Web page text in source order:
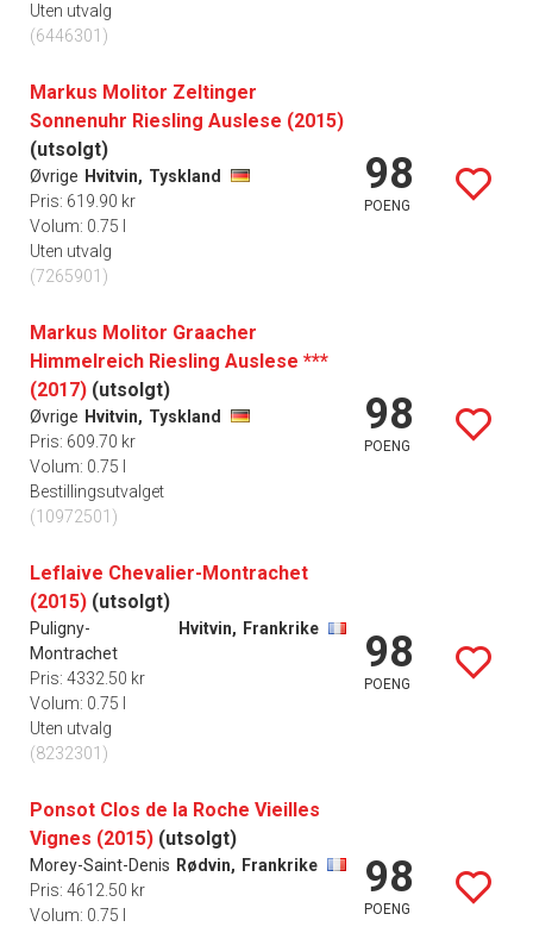
Uten utvalg
(6446301)
Markus Molitor Zeltinger
Sonnenuhr Riesling Auslese (2015)
(utsolgt)
Øvrige Hvitvin, Tyskland
Pris: 619.90 kr
Volum: 0.75 l
Uten utvalg
(7265901)
98
POENG
Markus Molitor Graacher
Himmelreich Riesling Auslese ***
(2017) (utsolgt)
Øvrige Hvitvin, Tyskland
Pris: 609.70 kr
Volum: 0.75 l
Bestillingsutvalget
(10972501)
98
POENG
Leflaive Chevalier-Montrachet
(2015) (utsolgt)
Puligny-
Montrachet
Hvitvin, Frankrike
Pris: 4332.50 kr
Volum: 0.75 l
Uten utvalg
(8232301)
98
POENG
Ponsot Clos de la Roche Vieilles
Vignes (2015) (utsolgt)
Morey-Saint-Denis Rødvin, Frankrike
Pris: 4612.50 kr
Volum: 0.75 l
98
POENG